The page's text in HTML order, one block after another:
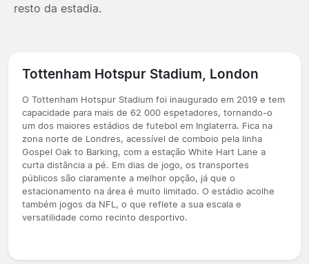
resto da estadia.
Tottenham Hotspur Stadium, London
O Tottenham Hotspur Stadium foi inaugurado em 2019 e tem
capacidade para mais de 62 000 espetadores, tornando-o
um dos maiores estádios de futebol em Inglaterra. Fica na
zona norte de Londres, acessível de comboio pela linha
Gospel Oak to Barking, com a estação White Hart Lane a
curta distância a pé. Em dias de jogo, os transportes
públicos são claramente a melhor opção, já que o
estacionamento na área é muito limitado. O estádio acolhe
também jogos da NFL, o que reflete a sua escala e
versatilidade como recinto desportivo.